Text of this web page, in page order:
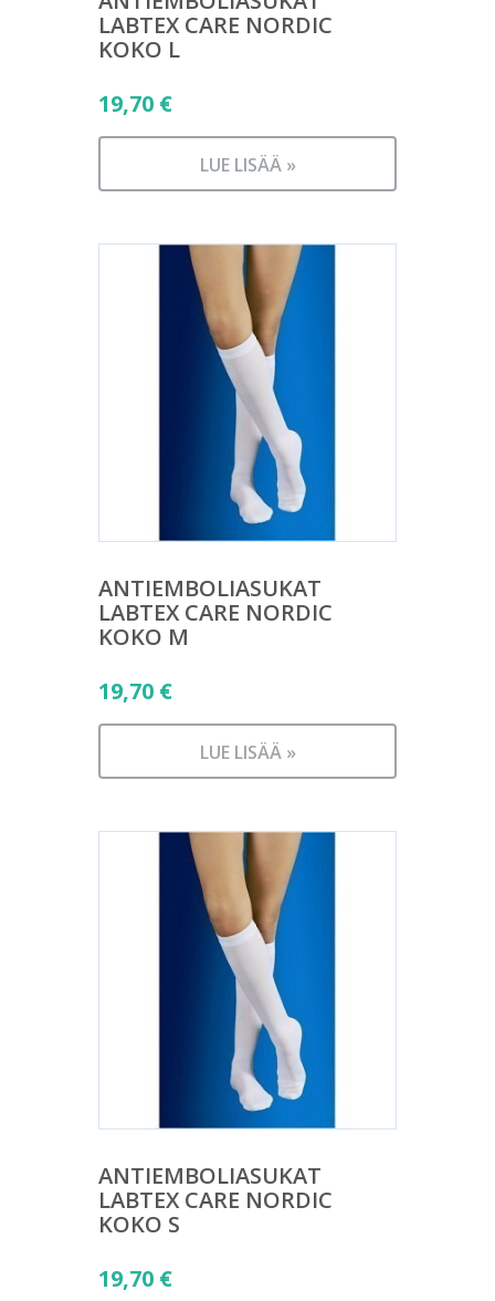
LABTEX CARE NORDIC
KOKO L
19,70 €
LUE LISÄÄ »
ANTIEMBOLIASUKAT
LABTEX CARE NORDIC
KOKO M
19,70 €
LUE LISÄÄ »
ANTIEMBOLIASUKAT
LABTEX CARE NORDIC
KOKO S
19,70 €